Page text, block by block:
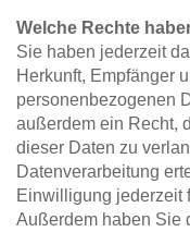
Welche Rechte
Sie haben jederzeit
Herkunft, Empfänger
personenbezogenen
außerdem ein Recht,
dieser Daten zu
Datenverarbeitung
Einwilligung jederzeit
Außerdem haben Sie